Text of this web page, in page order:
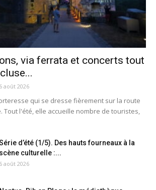
via ferrata et concerts tout
6 août 2026
qui se dresse fièrement sur la route
Tout l'été, elle accueille nombre de touristes,
d’été (1/5). Des hauts fourneaux à la
scène culturelle :...
6 août 2026